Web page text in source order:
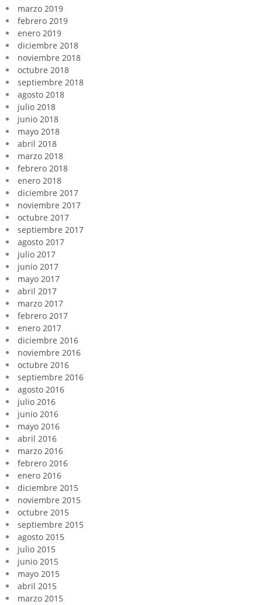
marzo 2019
febrero 2019
enero 2019
diciembre 2018
noviembre 2018
octubre 2018
septiembre 2018
agosto 2018
julio 2018
junio 2018
mayo 2018
abril 2018
marzo 2018
febrero 2018
enero 2018
diciembre 2017
noviembre 2017
octubre 2017
septiembre 2017
agosto 2017
julio 2017
junio 2017
mayo 2017
abril 2017
marzo 2017
febrero 2017
enero 2017
diciembre 2016
noviembre 2016
octubre 2016
septiembre 2016
agosto 2016
julio 2016
junio 2016
mayo 2016
abril 2016
marzo 2016
febrero 2016
enero 2016
diciembre 2015
noviembre 2015
octubre 2015
septiembre 2015
agosto 2015
julio 2015
junio 2015
mayo 2015
abril 2015
marzo 2015